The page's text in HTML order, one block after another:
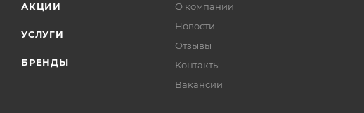
АКЦИИ
УСЛУГИ
БРЕНДЫ
О компании
Новости
Отзывы
Контакты
Вакансии